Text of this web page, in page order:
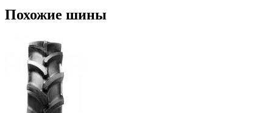
Похожие шины